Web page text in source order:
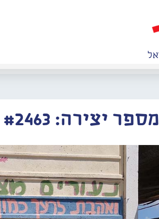
מספר יצירה: #2463